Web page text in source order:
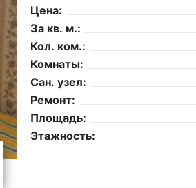
Цена:
За кв. м.:
Кол. ком.:
Комнаты:
Сан. узел:
Ремонт:
Площадь:
Этажность: